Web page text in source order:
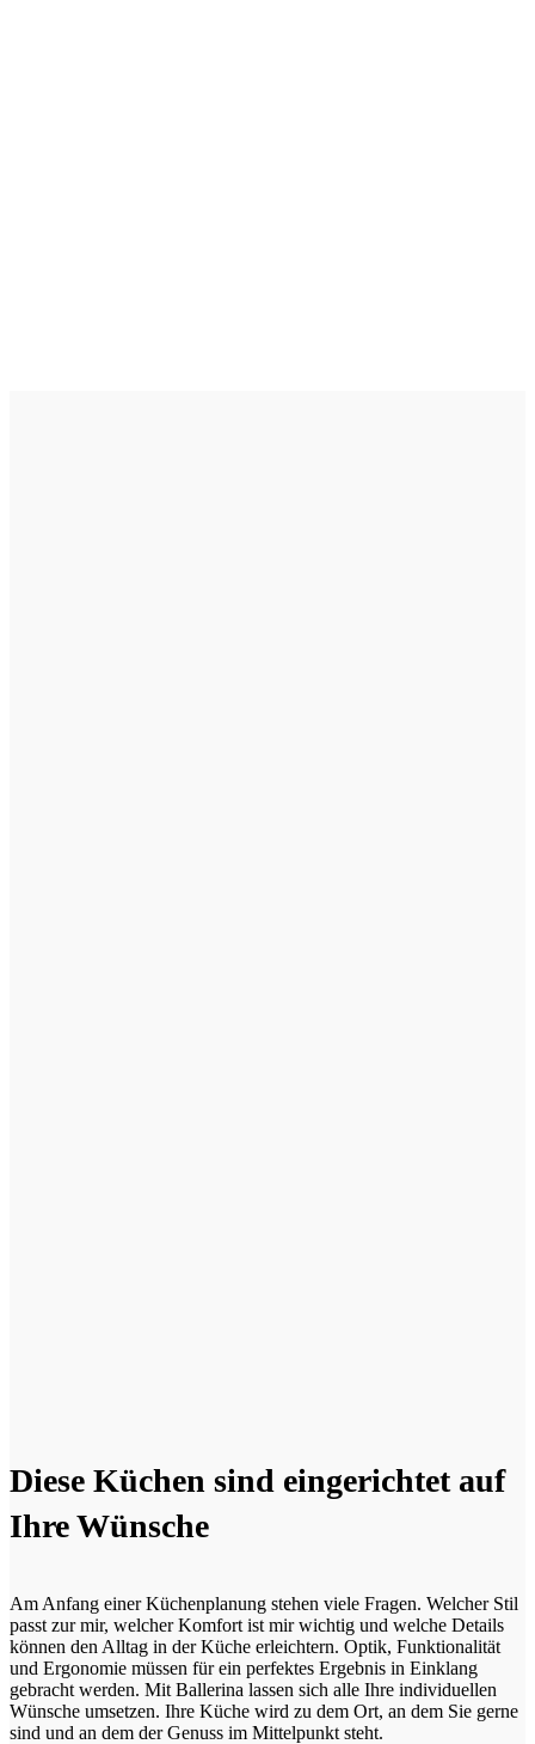
Diese Küchen sind eingerichtet auf
Ihre Wünsche
Am Anfang einer Küchenplanung stehen viele Fragen. Welcher Stil
passt zur mir, welcher Komfort ist mir wichtig und welche Details
können den Alltag in der Küche erleichtern. Optik, Funktionalität
und Ergonomie müssen für ein perfektes Ergebnis in Einklang
gebracht werden. Mit Ballerina lassen sich alle Ihre individuellen
Wünsche umsetzen. Ihre Küche wird zu dem Ort, an dem Sie gerne
sind und an dem der Genuss im Mittelpunkt steht.